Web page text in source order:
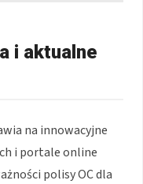
i aktualne
na innowacyjne
i portale online
polisy OC dla